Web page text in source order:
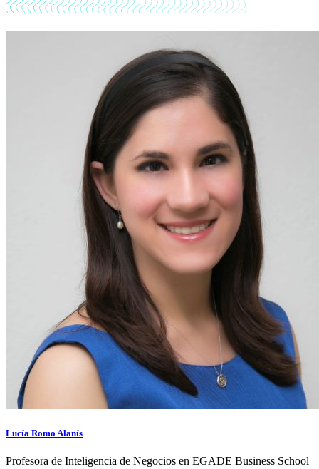
Lucía Romo Alanís
Profesora de Inteligencia de Negocios en EGADE Business School